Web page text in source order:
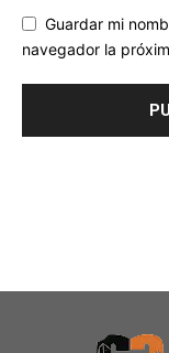
Guardar mi
navegador la